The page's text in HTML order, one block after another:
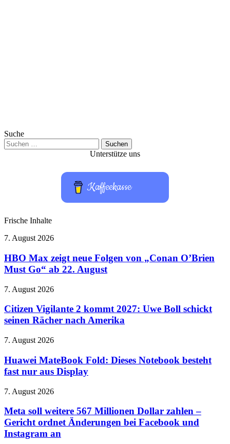
Suche
Suchen
nach:
Unterstütze uns
Kaffeekasse
Frische Inhalte
HBO
zeigt
neue
Folgen
„Conan
Must
Go“
22.
7. August 2026
HBO Max zeigt neue Folgen von „Conan O’Brien
Must Go“ ab 22. August
Citizen
2
kommt
2027:
Boll
seinen
Rächer
Amerika
7. August 2026
Citizen Vigilante 2 kommt 2027: Uwe Boll schickt
seinen Rächer nach Amerika
Huawei
Fold:
Dieses
Notebook
fast
aus
Display
7. August 2026
Huawei MateBook Fold: Dieses Notebook besteht
fast nur aus Display
Meta
weitere
567
Millionen
Dollar
7. August 2026
Meta soll weitere 567 Millionen Dollar zahlen –
Gericht ordnet Änderungen bei Facebook und
Instagram an